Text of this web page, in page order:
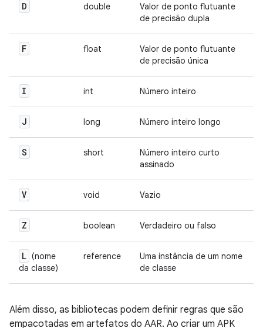
D double
Valor de ponto flutuante
de precisão dupla
F float
Valor de ponto flutuante
de precisão única
I int Número inteiro
J long Número inteiro longo
S short
Número inteiro curto
assinado
V void Vazio
Z boolean Verdadeiro ou falso
L (nome
da classe)
reference
Uma instância de um nome
de classe
Além disso, as bibliotecas podem definir regras que são
empacotadas em artefatos do AAR. Ao criar um APK